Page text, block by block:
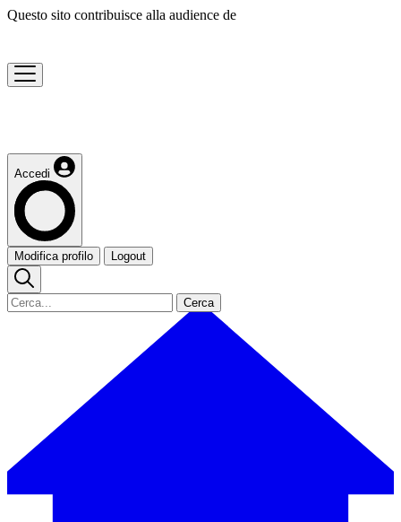
Questo sito contribuisce alla audience de
Accedi
Modifica profilo Logout
Cerca